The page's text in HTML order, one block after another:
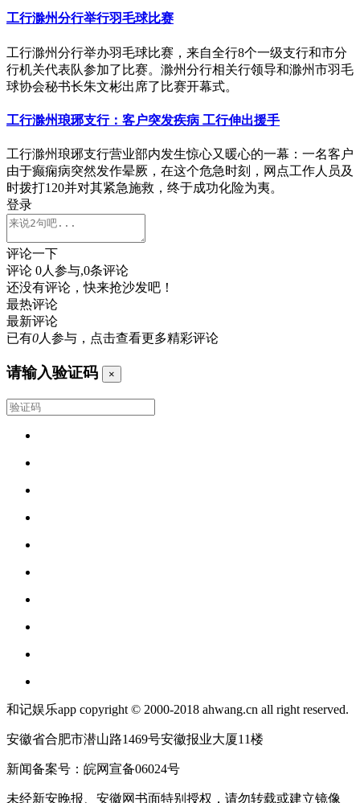
工行滁州分行举行羽毛球比赛
工行滁州分行举办羽毛球比赛，来自全行8个一级支行和市分
行机关代表队参加了比赛。滁州分行相关行领导和滁州市羽毛
球协会秘书长朱文彬出席了比赛开幕式。
工行滁州琅琊支行：客户突发疾病 工行伸出援手
工行滁州琅琊支行营业部内发生惊心又暖心的一幕：一名客户
由于癫痫病突然发作晕厥，在这个危急时刻，网点工作人员及
时拨打120并对其紧急施救，终于成功化险为夷。
登录
评论一下
评论 0人参与,0条评论
还没有评论，快来抢沙发吧！
最热评论
最新评论
已有0人参与，点击查看更多精彩评论
请输入验证码 ×
和记娱乐app copyright © 2000-2018 ahwang.cn all right reserved.
安徽省合肥市潜山路1469号安徽报业大厦11楼
新闻备案号：皖网宣备06024号
未经新安晚报、安徽网书面特别授权，请勿转载或建立镜像